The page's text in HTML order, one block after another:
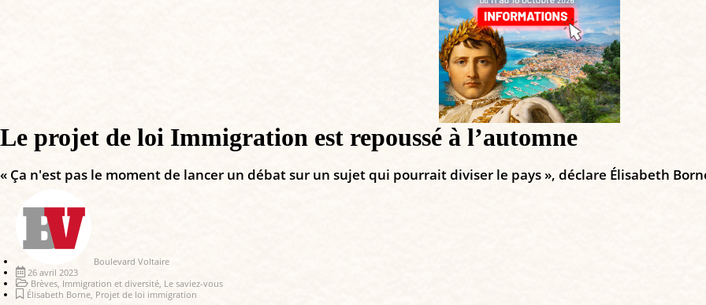
Le projet de loi Immigration est repoussé à l’automne
« Ça n'est pas le moment de lancer un débat sur un sujet qui pourrait diviser le pays », déclare Élisabeth
Boulevard Voltaire
26 avril 2023
Brèves Immigration et diversité Le saviez-vous
Élisabeth Borne Projet de loi immigration